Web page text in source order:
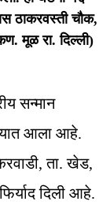
ठाकरवस्ती चौक,
मूळ रा. दिल्ली)
सन्मान
आला आहे.
ता. खेड,
दिली आहे.